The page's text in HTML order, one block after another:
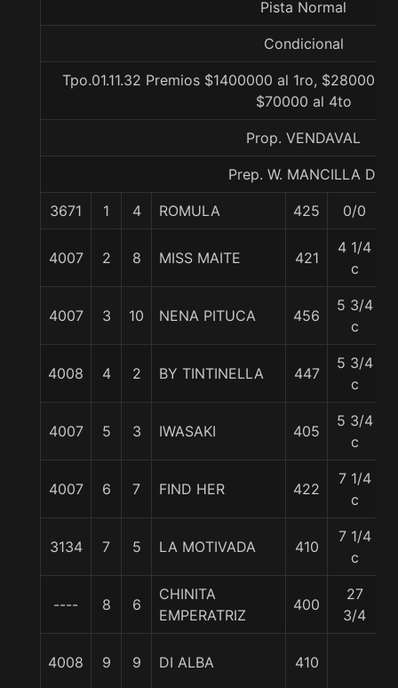
Pista Normal
Condicional
Tpo.01.11.32 Premios $1400000 al 1ro, $280000
$70000 al 4to
Prop. VENDAVAL
Prep. W. MANCILLA D.
3671 1 4 ROMULA 425 0/0
4007 2 8 MISS MAITE 421
4 1/4
c
4007 3 10 NENA PITUCA 456
5 3/4
c
4008 4 2 BY TINTINELLA 447
5 3/4
c
4007 5 3 IWASAKI 405
5 3/4
c
4007 6 7 FIND HER 422
7 1/4
c
3134 7 5 LA MOTIVADA 410
7 1/4
c
---- 8 6
CHINITA
EMPERATRIZ
400
27
3/4
4008 9 9 DI ALBA 410